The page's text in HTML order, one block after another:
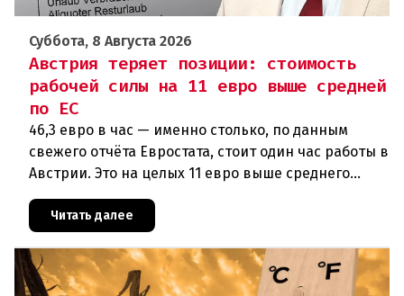
Суббота, 8 Августа 2026
Австрия теряет позиции: стоимость
рабочей силы на 11 евро выше средней
по ЕС
46,3 евро в час — именно столько, по данным
свежего отчёта Евростата, стоит один час работы в
Австрии. Это на целых 11 евро выше среднего
показателя по ЕС (34,9 евро). Особенно наглядно
конкурентное о
Читать далее